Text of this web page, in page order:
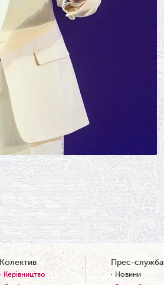
Колектив
Керівництво
Прес-служба
Новини